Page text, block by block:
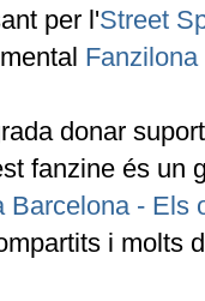
per l'Street
Fanzilona
donar
fanzine és un
Barcelona - Els
i molts